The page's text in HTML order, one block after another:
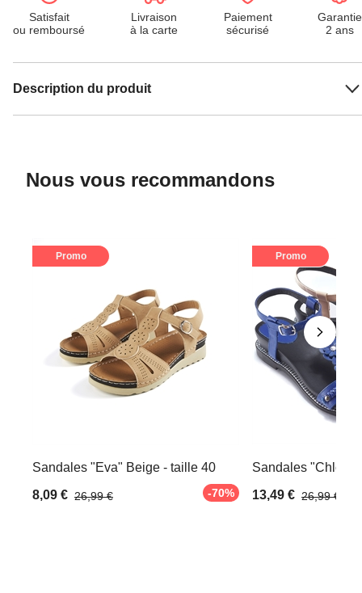
Satisfait
ou remboursé
Livraison
à la carte
Paiement
sécurisé
Garantie
2 ans
Description du produit
Nous vous recommandons
Promo
Sandales "Eva" Beige - taille 40
8,09 € 26,99 € -70%
Promo
Sandales "Chloé"
13,49 € 26,99 €